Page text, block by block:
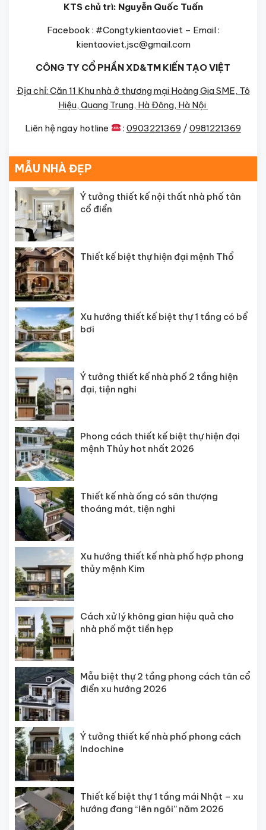
KTS chủ trì: Nguyễn Quốc Tuấn
Facebook : #Congtykientaoviet – Email :
kientaoviet.jsc@gmail.com
CÔNG TY CỔ PHẦN XD&TM KIẾN TẠO VIỆT
Địa chỉ: Căn 11 Khu nhà ở thương mại Hoàng Gia SME, Tô
Hiệu, Quang Trung, Hà Đông, Hà Nội
Liên hệ ngay hotline : 0903221369 / 0981221369
MẪU NHÀ ĐẸP
Ý tưởng thiết kế nội thất nhà phố tân
cổ điển
Thiết kế biệt thự hiện đại mệnh Thổ
Xu hướng thiết kế biệt thự 1 tầng có bể
bơi
Ý tưởng thiết kế nhà phố 2 tầng hiện
đại, tiện nghi
Phong cách thiết kế biệt thự hiện đại
mệnh Thủy hot nhất 2026
Thiết kế nhà ống có sân thượng
thoáng mát, tiện nghi
Xu hướng thiết kế nhà phố hợp phong
thủy mệnh Kim
Cách xử lý không gian hiệu quả cho
nhà phố mặt tiền hẹp
Mẫu biệt thự 2 tầng phong cách tân cổ
điển xu hướng 2026
Ý tưởng thiết kế nhà phố phong cách
Indochine
Thiết kế biệt thự 1 tầng mái Nhật – xu
hướng đang “lên ngôi” năm 2026